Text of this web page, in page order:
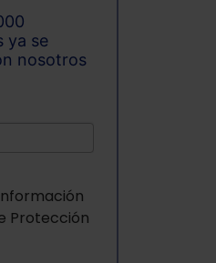
ya se
nosotros
Protección